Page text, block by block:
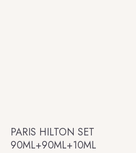
PARIS HILTON SET
90ML+90ML+10ML